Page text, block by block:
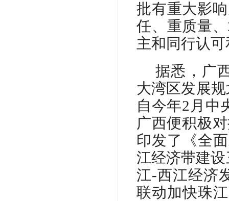
批有重大影
任、重质量
主和同行认
据悉，广
大湾区发展
自今年2月中
广西便积极
印发了《全
江经济带建
江-西江经济
联动加快珠